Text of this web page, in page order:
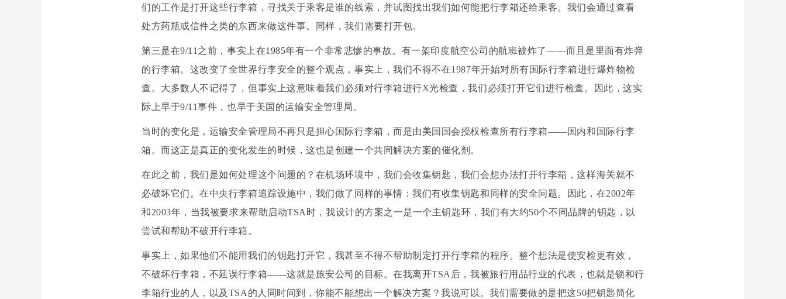
们的工作是打开这些行李箱，寻找关于乘客是谁的线索，并试图找出我们如何能把行李箱还给乘客。我们会通过查看
处方药瓶或信件之类的东西来做这件事。同样，我们需要打开包。
第三是在9/11之前，事实上在1985年有一个非常悲惨的事故。有一架印度航空公司的航班被炸了——而且是里面有炸弹
的行李箱。这改变了全世界行李安全的整个观点，事实上，我们不得不在1987年开始对所有国际行李箱进行爆炸物检
查。大多数人不记得了，但事实上这意味着我们必须对行李箱进行X光检查，我们必须打开它们进行检查。因此，这实
际上早于9/11事件，也早于美国的运输安全管理局。
当时的变化是，运输安全管理局不再只是担心国际行李箱，而是由美国国会授权检查所有行李箱——国内和国际行李
箱。而这正是真正的变化发生的时候，这也是创建一个共同解决方案的催化剂。
在此之前，我们是如何处理这个问题的？在机场环境中，我们会收集钥匙，我们会想办法打开行李箱，这样海关就不
必破坏它们。在中央行李箱追踪设施中，我们做了同样的事情：我们有收集钥匙和同样的安全问题。因此，在2002年
和2003年，当我被要求来帮助启动TSA时，我设计的方案之一是一个主钥匙环，我们有大约50个不同品牌的钥匙，以
尝试和帮助不破开行李箱。
事实上，如果他们不能用我们的钥匙打开它，我甚至不得不帮助制定打开行李箱的程序。整个想法是使安检更有效，
不破坏行李箱，不延误行李箱——这就是旅安公司的目标。在我离开TSA后，我被旅行用品行业的代表，也就是锁和行
李箱行业的人，以及TSA的人同时问到，你能不能想出一个解决方案？我说可以。我们需要做的是把这50把钥匙简化